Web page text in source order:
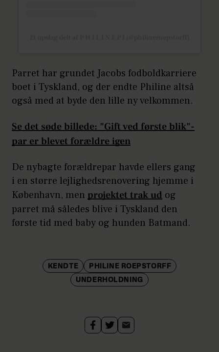
Parret har grundet Jacobs fodboldkarriere
boet i Tyskland, og der endte Philine altså
også med at byde den lille ny velkommen.
Se det søde billede: "Gift ved første blik"-
par er blevet forældre igen
De nybagte forældrepar havde ellers gang
i en større lejlighedsrenovering hjemme i
København, men projektet trak ud og
parret må således blive i Tyskland den
første tid med baby og hunden Batmand.
KENDTE
PHILINE ROEPSTORFF
UNDERHOLDNING